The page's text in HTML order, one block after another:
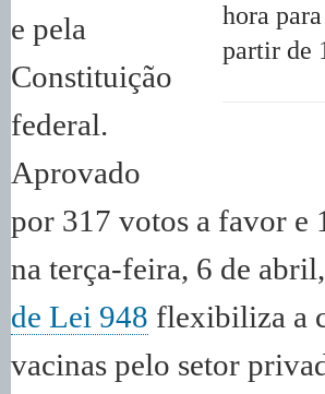
hora
partir de
e pela
Constituição
federal.
Aprovado
por 317 votos a favor e
na terça-feira, 6 de
de Lei 948 flexibiliza a
vacinas pelo setor